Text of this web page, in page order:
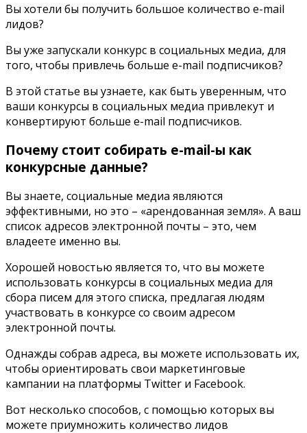
Вы хотели бы получить большое количество e-mail
лидов?
Вы уже запускали конкурс в социальных медиа, для
того, чтобы привлечь больше e-mail подписчиков?
В этой статье вы узнаете, как быть уверенным, что
ваши конкурсы в социальных медиа привлекут и
конвертируют больше e-mail подписчиков.
Почему стоит собирать e-mail-ы как
конкурсные данные?
Вы знаете, социальные медиа являются
эффективными, но это – «арендованная земля». А ваш
список адресов электронной почты – это, чем
владеете именно вы.
Хорошей новостью является то, что вы можете
использовать конкурсы в социальных медиа для
сбора писем для этого списка, предлагая людям
участвовать в конкурсе со своим адресом
электронной почты.
Однажды собрав адреса, вы можете использовать их,
чтобы ориентировать свои маркетинговые
кампании на платформы Twitter и Facebook.
Вот несколько способов, с помощью которых вы
можете приумножить количество лидов